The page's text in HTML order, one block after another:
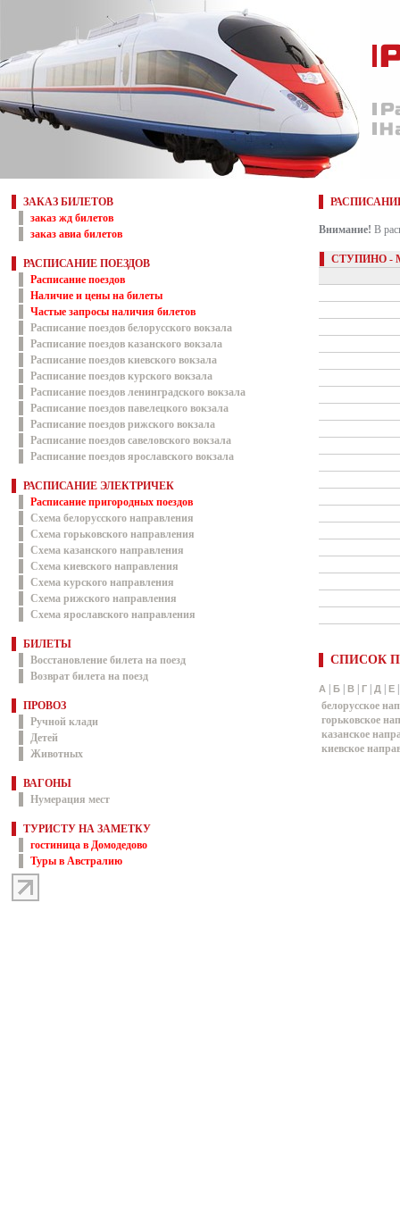
ЗАКАЗ БИЛЕТОВ
заказ жд билетов
заказ авиа билетов
РАСПИСАНИЕ ПОЕЗДОВ
Расписание поездов
Наличие и цены на билеты
Частые запросы наличия билетов
Расписание поездов белорусского вокзала
Расписание поездов казанского вокзала
Расписание поездов киевского вокзала
Расписание поездов курского вокзала
Расписание поездов ленинградского вокзала
Расписание поездов павелецкого вокзала
Расписание поездов рижского вокзала
Расписание поездов савеловского вокзала
Расписание поездов ярославского вокзала
РАСПИСАНИЕ ЭЛЕКТРИЧЕК
Расписание пригородных поездов
Схема белорусского направления
Схема горьковского направления
Схема казанского направления
Схема киевского направления
Схема курского направления
Схема рижского направления
Схема ярославского направления
БИЛЕТЫ
Восстановление билета на поезд
Возврат билета на поезд
ПРОВОЗ
Ручной клади
Детей
Животных
ВАГОНЫ
Нумерация мест
ТУРИСТУ НА ЗАМЕТКУ
гостиница в Домодедово
Туры в Австралию
Внимание! В
СТУПИНО -
СПИСОК
А Б В Г Д Е
белорусское
горьковское
казанское
киевское